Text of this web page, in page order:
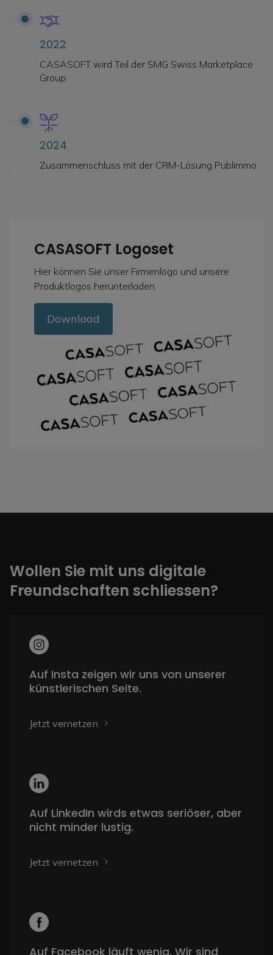
2022
CASASOFT wird Teil der SMG Swiss Marketplace
Group.
2024
Zusammenschluss mit der CRM-Lösung Publimmo
CASASOFT Logoset
Hier können Sie unser Firmenlogo und unsere
Produktlogos herunterladen.
Download
Wollen Sie mit uns digitale
Freundschaften schliessen?
Auf Insta zeigen wir uns von unserer
künstlerischen Seite.
Jetzt vernetzen
Auf LinkedIn wirds etwas seriöser, aber
nicht minder lustig.
Jetzt vernetzen
Auf Facebook läuft wenig. Wir sind